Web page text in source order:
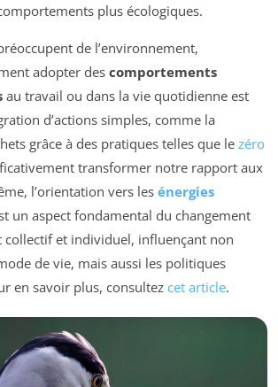
plus écologiques.
de l’environnement,
adopter descomportements
au travail ou dans la vie quotidienne est
d’actions simples, comme la
grâce à des pratiques telles que le zéro
transformer notre rapport aux
l’orientation vers les énergies
un aspect fondamental du changement
collectif et individuel, influençant non
de vie, mais aussi les politiques
en savoir plus, consultez cet article.